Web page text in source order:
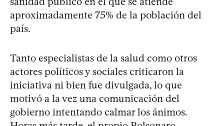
aproximadamente 75% de la población del
país.
Tanto especialistas de la salud como otros
actores políticos y sociales criticaron la
iniciativa ni bien fue divulgada, lo que
motivó a la vez una comunicación del
gobierno intentando calmar los ánimos.